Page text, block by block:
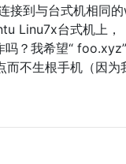
接到与台式机相同
Linu7x台式机上，
？我希望“
而不生根手机（因为